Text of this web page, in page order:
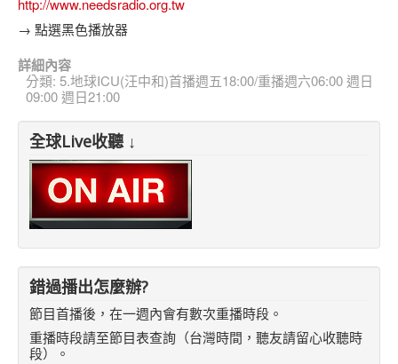
http://www.needsradio.org.tw
→ 點選黑色播放器
詳細內容
分類: 5.地球ICU(汪中和)首播週五18:00/重播週六06:00 週日
09:00 週日21:00
全球Live收聽 ↓
錯過播出怎麼辦?
節目首播後，在一週內會有數次重播時段。
重播時段請至節目表查詢（台灣時間，聽友請留心收聽時
段）。